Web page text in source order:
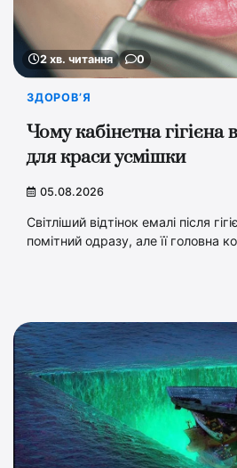
2 хв. читання 0
ЗДОРОВ’Я
Чому кабінетна
для краси усмішки
05.08.2026
Світліший відтінок емалі після
помітний одразу, але її головна